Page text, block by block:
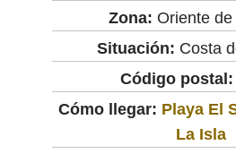
Zona: Oriente
Situación: Costa
Código postal:
Cómo llegar: Playa El
La Isla